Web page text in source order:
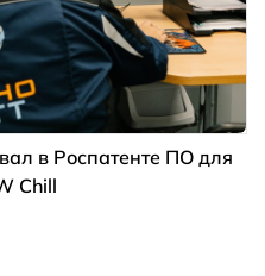
в Роспатенте ПО для
Chill